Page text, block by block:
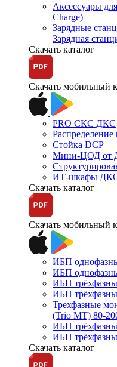
Аксессуары
Charge)
Зарядные
Зарядная
Скачать каталог
Скачать мобильный
PRO СКС ДКС
Стойка DCP
Мини-ЦОД от
ИТ-шкафы
Скачать каталог
Скачать мобильный
ИБП
ИБП
ИБП
ИБП
Трехфазные
(Trio MT) 80-
ИБП
ИБП
Скачать каталог